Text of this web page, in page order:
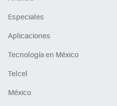
Especiales
Aplicaciones
Tecnología en México
Telcel
México